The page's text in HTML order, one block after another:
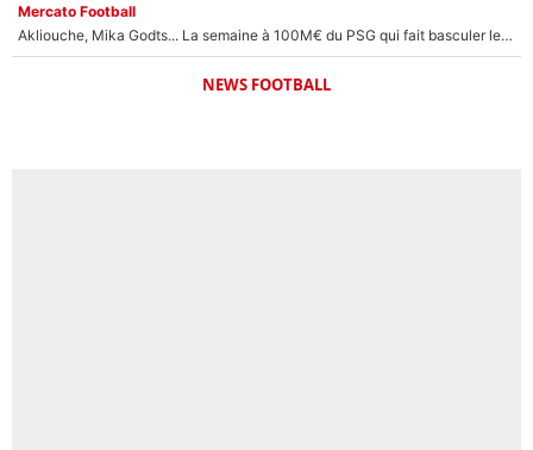
Mercato Football
Akliouche, Mika Godts... La semaine à 100M€ du PSG qui fait basculer le mercato du PSG !
NEWS FOOTBALL